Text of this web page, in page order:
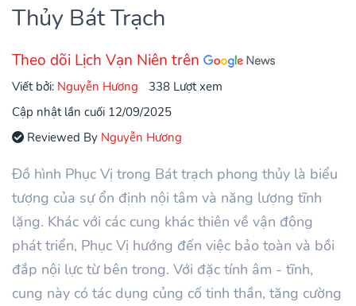
Thủy Bát Trạch
Theo dõi Lịch Vạn Niên trên
Viết bởi: Nguyễn Hương
338 Lượt xem
Cập nhật lần cuối 12/09/2025
Reviewed By Nguyễn Hương
Đồ hình Phục Vị trong Bát trạch phong thủy là biểu
tượng của sự ổn định nội tâm và năng lượng tĩnh
lặng. Khác với các cung khác thiên về vận động
phát triển, Phục Vị hướng đến việc bảo toàn và bồi
đắp nội lực từ bên trong. Với đặc tính âm - tĩnh,
cung này có tác dụng củng cố tinh thần, tăng cường